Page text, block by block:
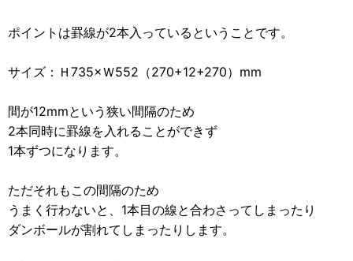
ポイントは罫線が2本入っているということです。
サイズ：Ｈ735×Ｗ552（270+12+270）mm
間が12mmという狭い間隔のため
2本同時に罫線を入れることができず
1本ずつになります。
ただそれもこの間隔のため
うまく行わないと、1本目の線と合わさってしまったり
ダンボールが割れてしまったりします。